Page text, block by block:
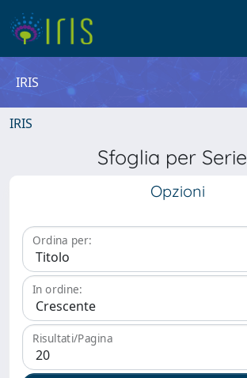
IRIS
IRIS
Sfoglia per Serie
Opzioni
Ordina per:
In ordine:
Risultati/Pagina